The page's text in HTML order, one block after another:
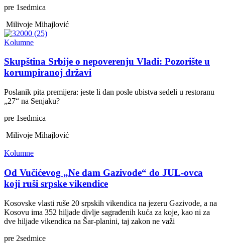
pre 1sedmica
Milivoje Mihajlović
Kolumne
Skupština Srbije o nepoverenju Vladi: Pozorište u
korumpiranoj državi
Poslanik pita premijera: jeste li dan posle ubistva sedeli u restoranu
„27“ na Senjaku?
pre 1sedmica
Milivoje Mihajlović
Kolumne
Od Vučićevog „Ne dam Gazivode“ do JUL-ovca
koji ruši srpske vikendice
Kosovske vlasti ruše 20 srpskih vikendica na jezeru Gazivode, a na
Kosovu ima 352 hiljade divlje sagrađenih kuća za koje, kao ni za
dve hiljade vikendica na Šar-planini, taj zakon ne važi
pre 2sedmice